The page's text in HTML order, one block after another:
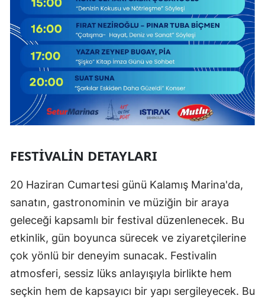
FESTIVALIN DETAYLARI
20 Haziran Cumartesi günü Kalamış Marina'da,
sanatın, gastronominin ve müziğin bir araya
geleceği kapsamlı bir festival düzenlenecek. Bu
etkinlik, gün boyunca sürecek ve ziyaretçilerine
çok yönlü bir deneyim sunacak. Festivalin
atmosferi, sessiz lüks anlayışıyla birlikte hem
seçkin hem de kapsayıcı bir yapı sergileyecek. Bu